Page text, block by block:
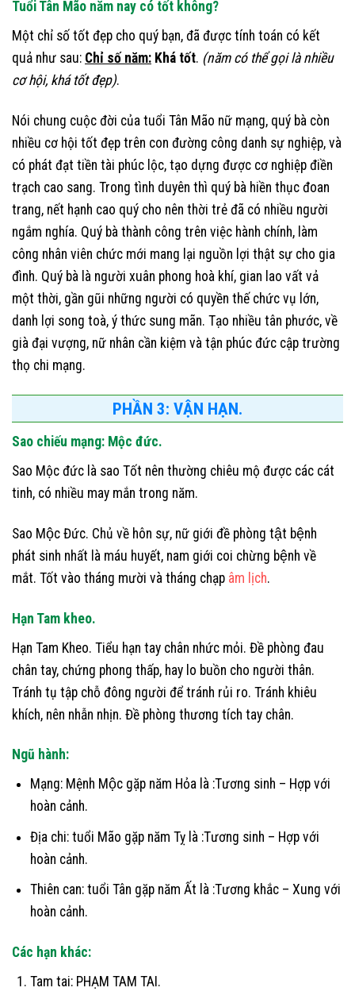
Tuổi Tân Mão năm nay có tốt không?
Một chỉ số tốt đẹp cho quý bạn, đã được tính toán có kết
quả như sau: Chỉ số năm: Khá tốt. (năm có thể gọi là nhiều
cơ hội, khá tốt đẹp).
Nói chung cuộc đời của tuổi Tân Mão nữ mạng, quý bà còn
nhiều cơ hội tốt đẹp trên con đường công danh sự nghiệp, và
có phát đạt tiền tài phúc lộc, tạo dựng được cơ nghiệp điền
trạch cao sang. Trong tình duyên thì quý bà hiền thục đoan
trang, nết hạnh cao quý cho nên thời trẻ đã có nhiều người
ngắm nghía. Quý bà thành công trên việc hành chính, làm
công nhân viên chức mới mang lại nguồn lợi thật sự cho gia
đình. Quý bà là người xuân phong hoà khí, gian lao vất vả
một thời, gần gũi những người có quyền thế chức vụ lớn,
danh lợi song toà, ý thức sung mãn. Tạo nhiều tân phước, về
già đại vượng, nữ nhân cần kiệm và tận phúc đức cập trường
thọ chi mạng.
PHẦN 3: VẬN HẠN.
Sao chiếu mạng: Mộc đức.
Sao Mộc đức là sao Tốt nên thường chiêu mộ được các cát
tinh, có nhiều may mắn trong năm.
Sao Mộc Đức. Chủ về hôn sự, nữ giới đề phòng tật bệnh
phát sinh nhất là máu huyết, nam giới coi chừng bệnh về
mắt. Tốt vào tháng mười và tháng chạp âm lịch.
Hạn Tam kheo.
Hạn Tam Kheo. Tiểu hạn tay chân nhức mỏi. Đề phòng đau
chân tay, chứng phong thấp, hay lo buồn cho người thân.
Tránh tụ tập chỗ đông người để tránh rủi ro. Tránh khiêu
khích, nên nhẫn nhịn. Đề phòng thương tích tay chân.
Ngũ hành:
Mạng: Mệnh Mộc gặp năm Hỏa là :Tương sinh – Hợp với
hoàn cảnh.
Địa chi: tuổi Mão gặp năm Tỵ là :Tương sinh – Hợp với
hoàn cảnh.
Thiên can: tuổi Tân gặp năm Ất là :Tương khắc – Xung với
hoàn cảnh.
Các hạn khác:
Tam tai: PHẠM TAM TAI.